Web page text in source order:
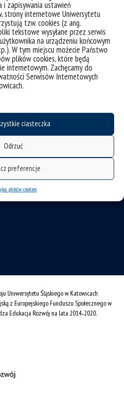
i zapisywania ustawień
strony internetowe Uniwersytetu
tzw. cookies (z ang.
tekstowe wysyłane przez serwis
na urządzeniu końcowym
W tym miejscu możecie Państwo
plików cookies, które będą
internetowym. Zachęcamy do
Serwisów Internetowych
ciasteczka
Odrzuć
preferencje
plików cookies
Uniwersytetu Śląskiego w Katowicach
z Europejskiego Funduszu Społecznego w
Edukacja Rozwój na lata 2014˗2020.